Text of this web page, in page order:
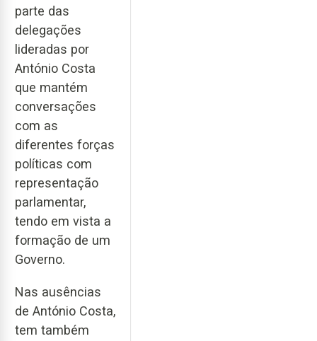
parte das
delegações
lideradas por
António Costa
que mantém
conversações
com as
diferentes forças
políticas com
representação
parlamentar,
tendo em vista a
formação de um
Governo.
Nas ausências
de António Costa,
tem também